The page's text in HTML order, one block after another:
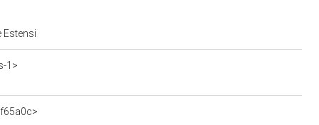
Estensi
1>